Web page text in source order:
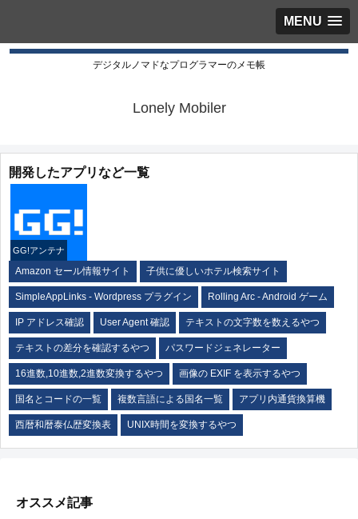
MENU
デジタルノマドなプログラマーのメモ帳
Lonely Mobiler
開発したアプリなど一覧
GG!アンテナ
Amazon セール情報サイト 子供に優しいホテル検索サイト
SimpleAppLinks - Wordpress プラグイン Rolling Arc - Android ゲーム
IP アドレス確認 User Agent 確認 テキストの文字数を数えるやつ
テキストの差分を確認するやつ パスワードジェネレーター
16進数,10進数,2進数変換するやつ 画像の EXIF を表示するやつ
国名とコードの一覧 複数言語による国名一覧 アプリ内通貨換算機
西暦和暦泰仏歴変換表 UNIX時間を変換するやつ
オススメ記事